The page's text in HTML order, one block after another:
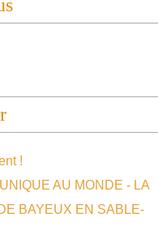
!
AU MONDE - LA
BAYEUX EN SABLE-